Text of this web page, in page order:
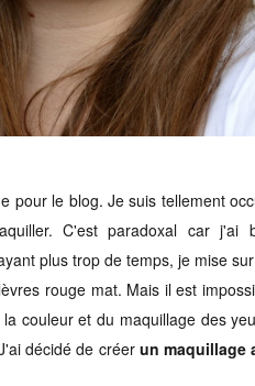
pour le blog. Je suis tellement
C'est paradoxal car j'ai
plus trop de temps, je mise
rouge mat. Mais il est
couleur et du maquillage des
décidé de créer un maquillage